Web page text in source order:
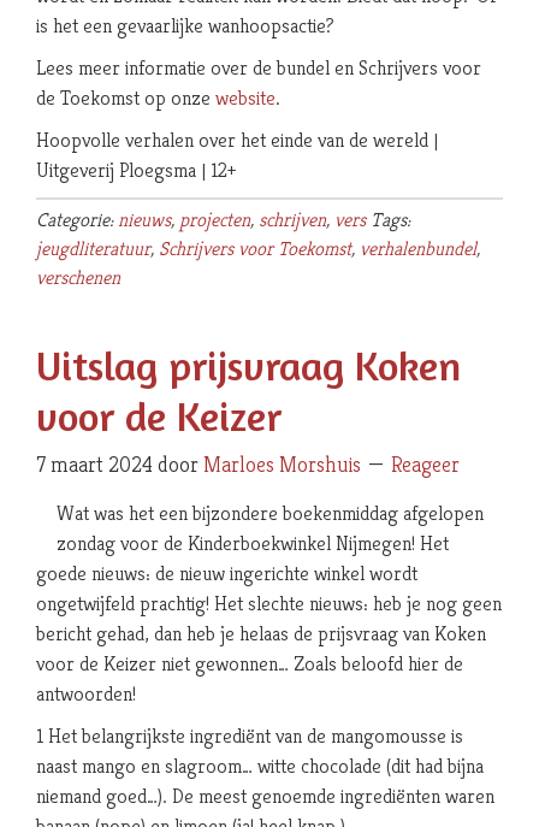
is het een gevaarlijke wanhoopsactie?
Lees meer informatie over de bundel en Schrijvers voor
de Toekomst op onze website.
Hoopvolle verhalen over het einde van de wereld |
Uitgeverij Ploegsma | 12+
Categorie:nieuws, projecten, schrijven, vers Tags:
jeugdliteratuur, Schrijvers voor Toekomst, verhalenbundel,
verschenen
Uitslag prijsvraag Koken
voor de Keizer
7 maart 2024 doorMarloes Morshuis Reageer
Wat was het een bijzondere boekenmiddag afgelopen
zondag voor de Kinderboekwinkel Nijmegen! Het
goede nieuws: de nieuw ingerichte winkel wordt
ongetwijfeld prachtig! Het slechte nieuws: heb je nog geen
bericht gehad, dan heb je helaas de prijsvraag van Koken
voor de Keizer niet gewonnen… Zoals beloofd hier de
antwoorden!
1 Het belangrijkste ingrediënt van de mangomousse is
naast mango en slagroom… witte chocolade (dit had bijna
niemand goed…). De meest genoemde ingrediënten waren